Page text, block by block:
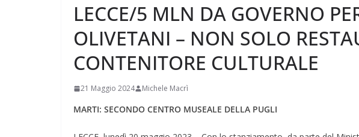
LECCE/5 MLN DA GOVERNO
OLIVETANI – NON SOLO
CONTENITORE CULTURALE
21 Maggio 2024 Michele Macrì
MARTI: SECONDO CENTRO MUSEALE DELLA PUGLI